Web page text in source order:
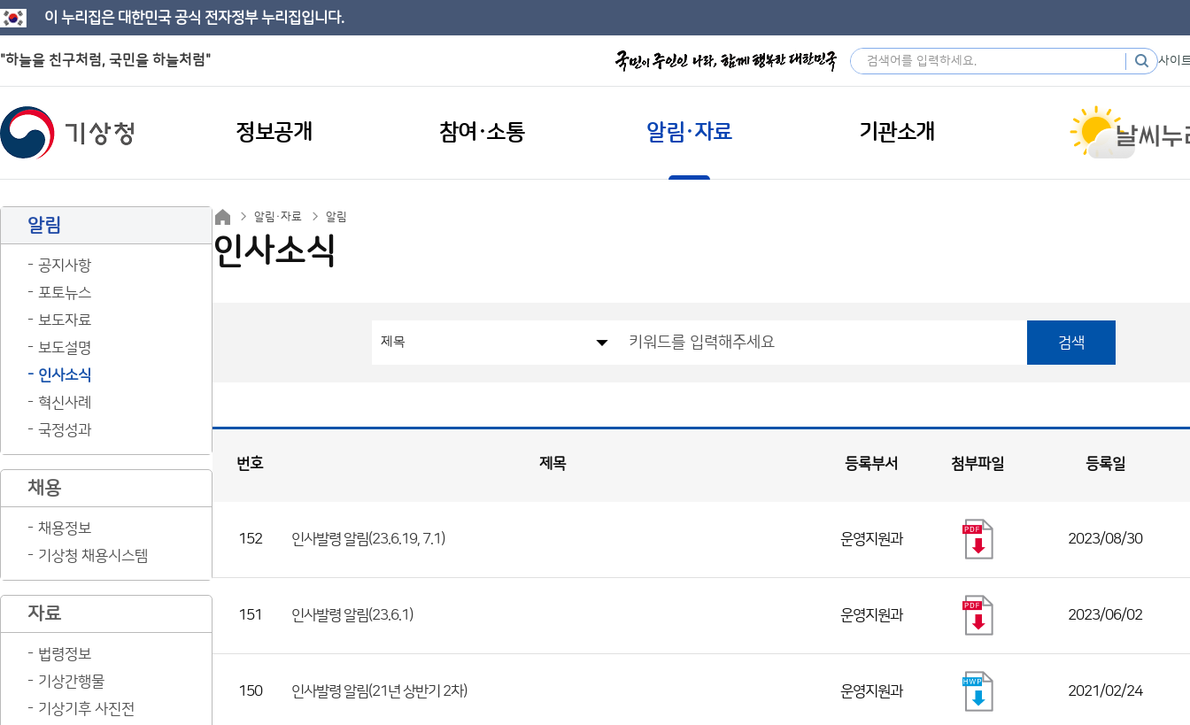
이 누리집은 대한민국 공식 전자정부 누리집입니다.
"하늘을 친구처럼, 국민을 하늘처럼" 사이
정보공개 참여·소통 알림·자료 기관소개
알림
공지사항
포토뉴스
보도자료
보도설명
인사소식
혁신사례
국정성과
채용
채용정보
기상청 채용시스템
자료
법령정보
기상간행물
기상기후 사진전
알림·자료 알림
인사소식
검색
번호 제목 등록부서 첨부파일 등록일
152 인사발령 알림(23.6.19, 7.1) 운영지원과 2023/08/30
151 인사발령 알림(23.6.1) 운영지원과 2023/06/02
150 인사발령 알림(21년 상반기 2차) 운영지원과 2021/02/24